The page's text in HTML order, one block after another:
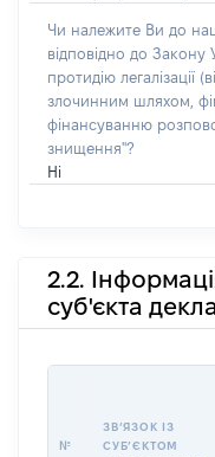
Чи належите Ви до
відповідно до Закону
протидію легалізації
злочинним шляхом,
фінансуванню
знищення"?
Ні
2.2.
суб'єкта
№
ЗВʼЯЗОК ІЗ
СУБʼЄКТОМ